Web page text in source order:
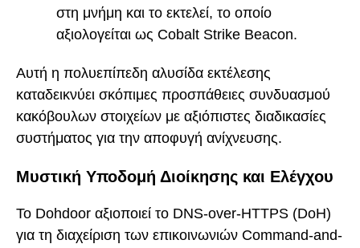
στη μνήμη και το εκτελεί, το οποίο
αξιολογείται ως Cobalt Strike Beacon.
Αυτή η πολυεπίπεδη αλυσίδα εκτέλεσης
καταδεικνύει σκόπιμες προσπάθειες συνδυασμού
κακόβουλων στοιχείων με αξιόπιστες διαδικασίες
συστήματος για την αποφυγή ανίχνευσης.
Μυστική Υποδομή Διοίκησης και Ελέγχου
Το Dohdoor αξιοποιεί το DNS-over-HTTPS (DoH)
για τη διαχείριση των επικοινωνιών Command-and-